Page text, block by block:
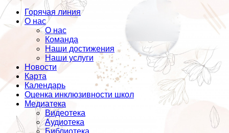
Горячая линия
О нас
О нас
Команда
Наши достижения
Наши услуги
Новости
Карта
Календарь
Оценка инклюзивности школ
Медиатека
Видеотека
Аудиотека